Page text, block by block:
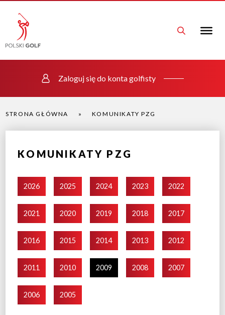
Zaloguj się do konta golfisty
STRONA GŁÓWNA » KOMUNIKATY PZG
KOMUNIKATY PZG
2026 2025 2024 2023 2022
2021 2020 2019 2018 2017
2016 2015 2014 2013 2012
2011 2010 2009 2008 2007
2006 2005